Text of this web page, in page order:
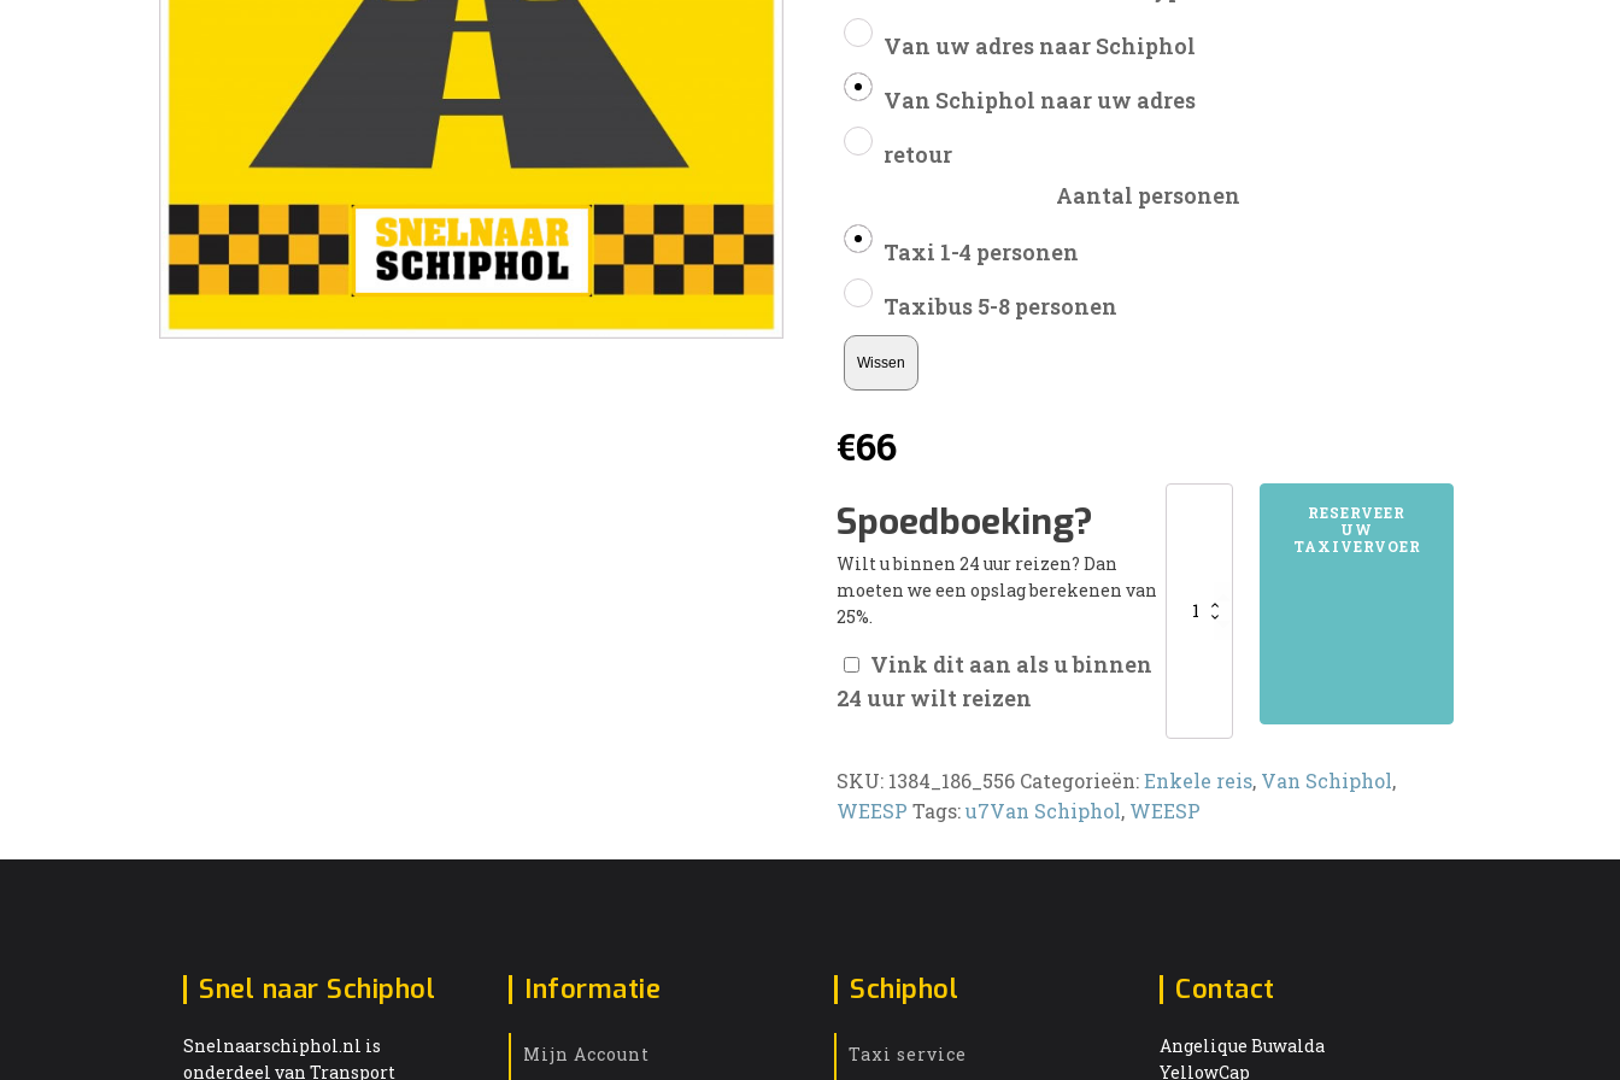
Van uw adres naar Schiphol
Van Schiphol naar uw adres
retour
Aantal personen
Taxi 1-4 personen
Taxibus 5-8 personen
Wissen
€66
Spoedboeking?
Wilt u binnen 24 uur reizen? Dan
moeten we een opslag berekenen van
25%.
Vink dit aan als u binnen
24 uur wilt reizen
RESERVEER
UW
TAXIVERVOER
SKU: 1384_186_556 Categorieën:Enkele reis, Van Schiphol,
WEESP Tags:u7Van Schiphol, WEESP
Snel naar Schiphol
Snelnaarschiphol.nl is
onderdeel van Transport
Informatie
Mijn Account
Schiphol
Taxi service
Contact
Angelique Buwalda
YellowCap